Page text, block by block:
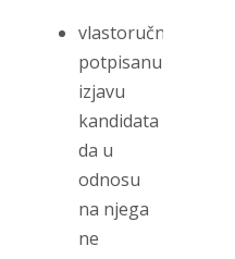
vlastoručno
potpisanu
izjavu
kandidata
da u
odnosu
na njega
ne